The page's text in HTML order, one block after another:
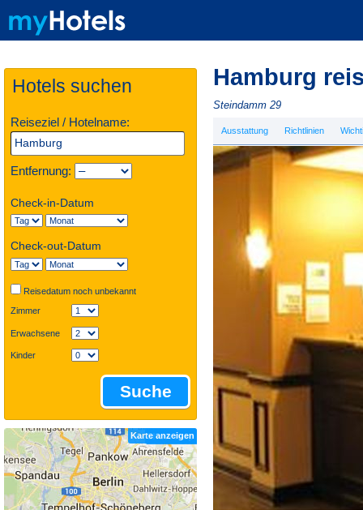
Hotels suchen
Reiseziel / Hotelname:
Entfernung:
Check-in-Datum
Check-out-Datum
Reisedatum noch unbekannt
Zimmer
Erwachsene
Kinder
Suche
Karte anzeigen
Hamburg
Steindamm 29
Ausstattung Richtlinien